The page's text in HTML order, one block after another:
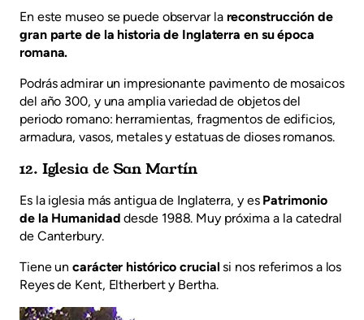
En este museo se puede observar la reconstrucción de
gran parte de la historia de Inglaterra en su época
romana.
Podrás admirar un impresionante pavimento de mosaicos
del año 300, y una amplia variedad de objetos del
periodo romano: herramientas, fragmentos de edificios,
armadura, vasos, metales y estatuas de dioses romanos.
12. Iglesia de San Martín
Es la iglesia más antigua de Inglaterra, y es Patrimonio
de la Humanidad desde 1988. Muy próxima a la catedral
de Canterbury.
Tiene uncarácter histórico crucial si nos referimos a los
Reyes de Kent, Eltherbert y Bertha.